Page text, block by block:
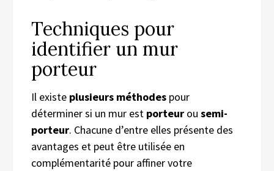
Techniques pour
identifier un mur
porteur
Il existe plusieurs méthodes pour
déterminer si un mur est porteur ou semi-
porteur. Chacune d’entre elles présente des
avantages et peut être utilisée en
complémentarité pour affiner votre